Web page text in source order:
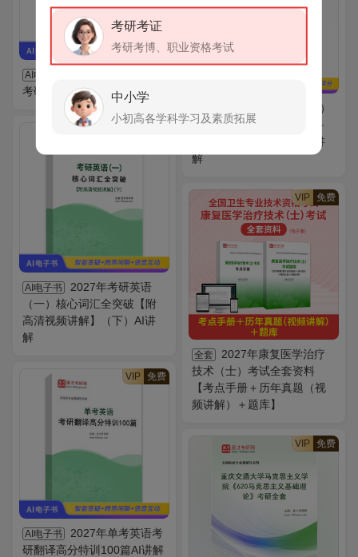
AI电子书
考研真题AI讲解
心理咨询师（三级）
专业能力题库【历年真题＋
章节题库＋模拟试题】AI讲
解
AI电子书
2027年考研英语
（一）核心词汇全突破【附
高清视频讲解】（下）AI讲
解
VIP 免费
全套
2027年康复医学治疗
技术（士）考试全套资料
【考点手册＋历年真题（视
频讲解）＋题库】
VIP 免费
AI电子书
2027年单考英语考
研翻译高分特训100篇AI讲解
VIP 免费
考研考证
考研考博、职业资格考试
中小学
小初高各学科学习及素质拓展